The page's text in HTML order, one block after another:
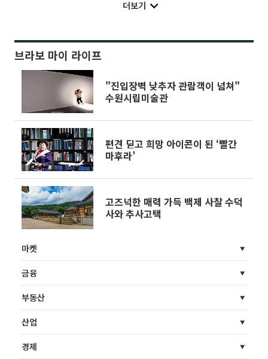
더보기
브라보 마이 라이프
"진입장벽 낮추자 관람객이 넘쳐"
수원시립미술관
편견 딛고 희망 아이콘이 된 ‘빨간
마후라’
고즈넉한 매력 가득 백제 사찰 수덕
사와 추사고택
마켓
금융
부동산
산업
경제